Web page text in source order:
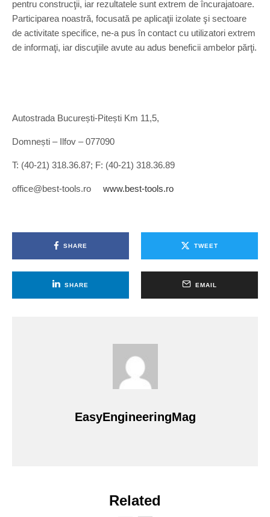
pentru construcţii, iar rezultatele sunt extrem de încurajatoare.
Participarea noastră, focusată pe aplicaţii izolate şi sectoare
de activitate specifice, ne-a pus în contact cu utilizatori extrem
de informaţi, iar discuţiile avute au adus beneficii ambelor părţi.
Autostrada București-Pitești Km 11,5,
Domnești – Ilfov – 077090
T: (40-21) 318.36.87; F: (40-21) 318.36.89
office@best-tools.ro www.best-tools.ro
SHARE TWEET
SHARE EMAIL
EasyEngineeringMag
Related